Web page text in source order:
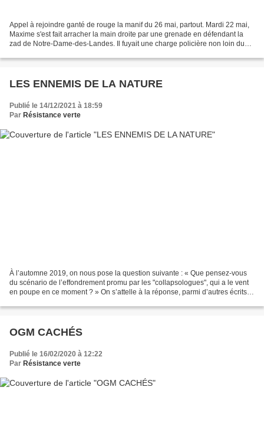
Appel à rejoindre ganté de rouge la manif du 26 mai, partout. Mardi 22 mai,
Maxime s'est fait arracher la main droite par une grenade en défendant la
zad de Notre-Dame-des-Landes. Il fuyait une charge policière non loin du
LES ENNEMIS DE LA NATURE
Publié le 14/12/2021 à 18:59
Par Résistance verte
À l’automne 2019, on nous pose la question suivante : « Que pensez-vous
du scénario de l’effondrement promu par les "collapsologues", qui a le vent
en poupe en ce moment ? » On s’attelle à la réponse, parmi d’autres écrits et
OGM CACHÉS
Publié le 16/02/2020 à 12:22
Par Résistance verte